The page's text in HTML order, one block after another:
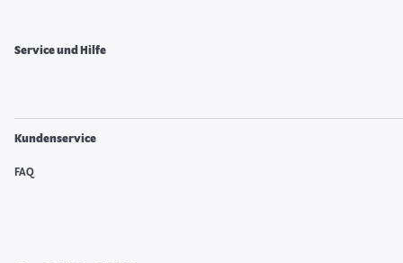
Service und Hilfe
Kundenservice
FAQ